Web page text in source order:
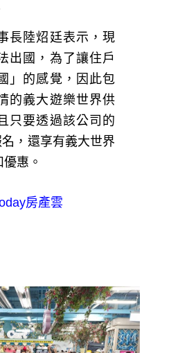
長陸炤廷表示，現
出國，為了讓住戶
」的感覺，因此包
的義大遊樂世界供
只要透過該公司的
，還享有義大世界
惠。
房產雲